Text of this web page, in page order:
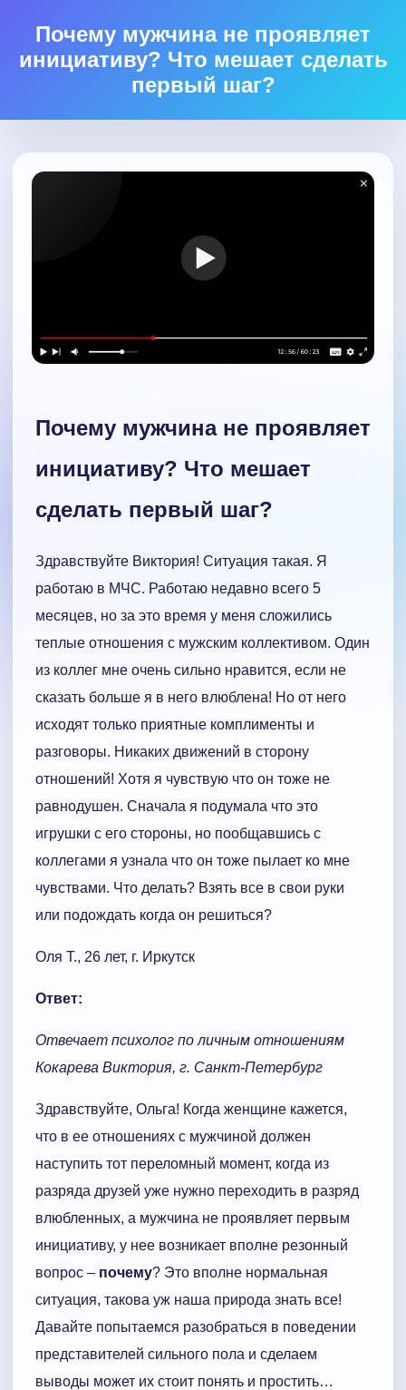
Почему мужчина не проявляет
инициативу? Что мешает сделать
первый шаг?
Почему мужчина не проявляет
инициативу? Что мешает
сделать первый шаг?
Здравствуйте Виктория! Ситуация такая. Я
работаю в МЧС. Работаю недавно всего 5
месяцев, но за это время у меня сложились
теплые отношения с мужским коллективом. Один
из коллег мне очень сильно нравится, если не
сказать больше я в него влюблена! Но от него
исходят только приятные комплименты и
разговоры. Никаких движений в сторону
отношений! Хотя я чувствую что он тоже не
равнодушен. Сначала я подумала что это
игрушки с его стороны, но пообщавшись с
коллегами я узнала что он тоже пылает ко мне
чувствами. Что делать? Взять все в свои руки
или подождать когда он решиться?
Оля Т., 26 лет, г. Иркутск
Ответ:
Отвечает психолог по личным отношениям
Кокарева Виктория, г. Санкт-Петербург
Здравствуйте, Ольга! Когда женщине кажется,
что в ее отношениях с мужчиной должен
наступить тот переломный момент, когда из
разряда друзей уже нужно переходить в разряд
влюбленных, а мужчина не проявляет первым
инициативу, у нее возникает вполне резонный
вопрос – почему? Это вполне нормальная
ситуация, такова уж наша природа знать все!
Давайте попытаемся разобраться в поведении
представителей сильного пола и сделаем
выводы может их стоит понять и простить…